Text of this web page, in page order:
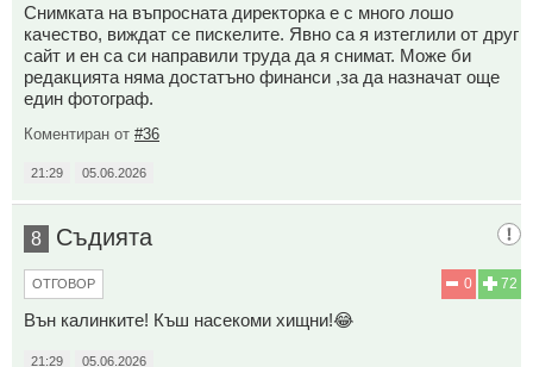
Снимката на въпросната директорка е с много лошо
качество, виждат се пискелите. Явно са я изтеглили от друг
сайт и ен са си направили труда да я снимат. Може би
редакцията няма достатъно финанси ,за да назначат още
един фотограф.
Коментиран от #36
21:29 05.06.2026
8 Съдията
72
0
ОТГОВОР
Вън калинките! Къш насекоми хищни!😂
21:29 05.06.2026